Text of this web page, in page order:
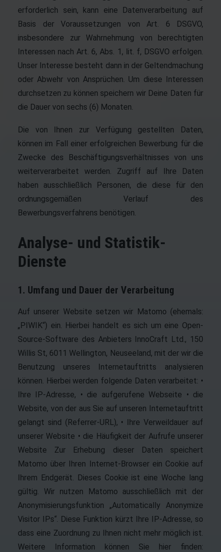
erforderlich sein, kann eine Datenverarbeitung auf
Basis der Voraussetzungen von Art. 6 DSGVO,
insbesondere zur Wahrnehmung von berechtigten
Interessen nach Art. 6, Abs. 1, lit. f, DSGVO erfolgen.
Unser Interesse besteht dann in der Geltendmachung
oder Abwehr von Ansprüchen. Um diese Interessen
durchsetzen zu können speichern wir Deine Daten für
die Dauer von sechs (6) Monaten.
Die von Ihnen zur Verfügung gestellten Daten,
können im Fall einer erfolgreichen Bewerbung für die
Zwecke des Beschäftigungsverhältnisses von uns
weiterverarbeitet werden. Zugriff auf Ihre Daten
haben ausschließlich Personen, die diese für den
ordnungsgemäßen Verlauf des
Bewerbungsverfahrens benötigen.
Analyse- und Statistik-
Dienste
1. Umfang und Dauer der Verarbeitung
Auf unserer Website setzen wir Matomo (ehemals:
„PIWIK“) ein. Hierbei handelt es sich um eine Open-
Source-Software des Anbieters InnoCraft Ltd., 150
Willis St, 6011 Wellington, Neuseeland, mit der wir die
Benutzung unseres Internetauftritts analysieren
können. Hierbei werden folgende Daten verarbeitet: •
Ihre IP-Adresse, • die aufgerufene Webseite • die
Website, von der aus Sie auf unseren Internetauftritt
gelangt sind (Referrer-URL), • Ihre Verweildauer auf
unserer Website • die Häufigkeit der Aufrufe unserer
Website Zur Erhebung dieser Daten speichert
Matomo über Ihren Internet-Browser ein Cookie auf
Ihrem Endgerät. Dieses Cookie ist eine Woche lang
gültig. Wir nutzen Matomo ausschließlich mit der
Anonymisierungsfunktion „Automatically Anonymize
Visitor IPs“. Diese Funktion kürzt Ihre IP-Adresse, so
dass eine Zuordnung zu Ihnen nicht mehr möglich ist.
Weitere Information können Sie hier finden: